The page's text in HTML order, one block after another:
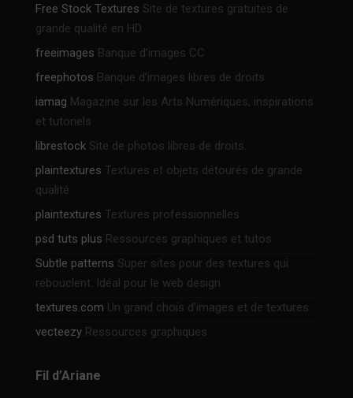
Free Stock Textures Site de textures gratuites de
grande qualité en HD.
freeimages Banque d’images CC
freephotos Banque d’images libres de droits.
iamag Magazine sur les Arts Numériques, inspirations
et tutoriels
librestock Site de photos libres de droits.
plaintextures Textures et objets détourés de grande
qualité
plaintextures Textures professionnelles
psd tuts plus Ressources graphiques et tutos
Subtle patterns Super sites pour des textures qui
rebouclent. Idéal pour le web design.
textures.com Un grand chois d’images et de textures
vecteezy Ressources graphiques
Fil d’Ariane